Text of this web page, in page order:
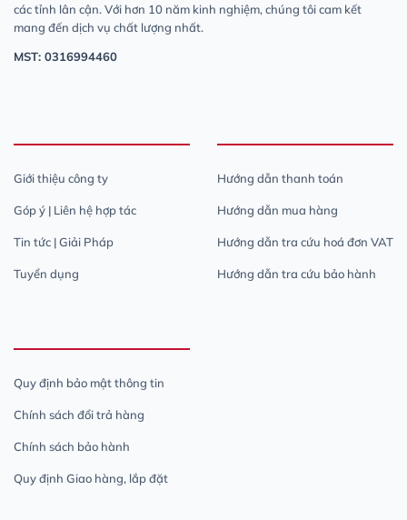
các tỉnh lân cận. Với hơn 10 năm kinh nghiệm, chúng tôi cam kết
mang đến dịch vụ chất lượng nhất.
MST: 0316994460
Giới thiệu công ty
Góp ý | Liên hệ hợp tác
Tin tức | Giải Pháp
Tuyển dụng
Hướng dẫn thanh toán
Hướng dẫn mua hàng
Hướng dẫn tra cứu hoá đơn VAT
Hướng dẫn tra cứu bảo hành
Quy định bảo mật thông tin
Chính sách đổi trả hàng
Chính sách bảo hành
Quy định Giao hàng, lắp đặt